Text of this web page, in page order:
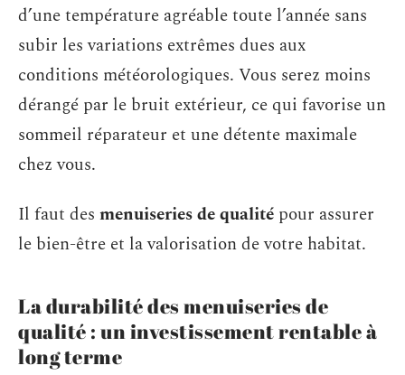
d’une température agréable toute l’année sans
subir les variations extrêmes dues aux
conditions météorologiques. Vous serez moins
dérangé par le bruit extérieur, ce qui favorise un
sommeil réparateur et une détente maximale
chez vous.
Il faut des menuiseries de qualité pour assurer
le bien-être et la valorisation de votre habitat.
La durabilité des menuiseries de
qualité : un investissement rentable à
long terme